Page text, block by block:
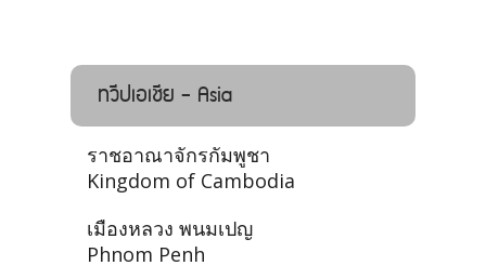
ทวีปเอเชีย - Asia
ราชอาณาจักรกัมพูชา
Kingdom of Cambodia
เมืองหลวง พนมเปญ
Phnom Penh